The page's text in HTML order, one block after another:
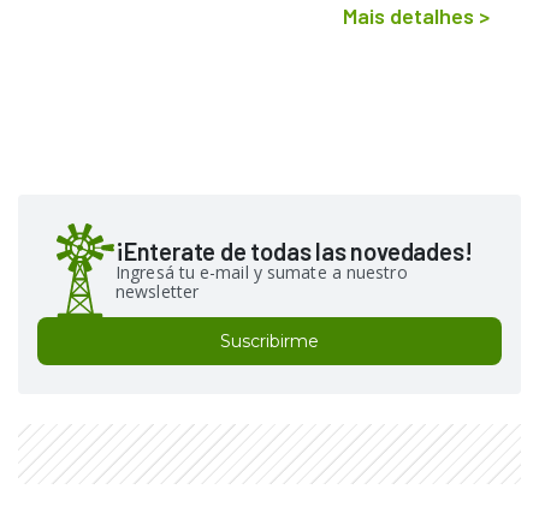
Mais detalhes >
¡Enterate de todas las novedades!
Ingresá tu e-mail y sumate a nuestro
newsletter
Suscribirme